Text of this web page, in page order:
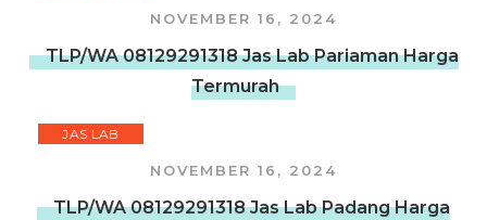
NOVEMBER 16, 2024
TLP/WA 08129291318 Jas Lab Pariaman Harga
Termurah
JAS LAB
NOVEMBER 16, 2024
TLP/WA 08129291318 Jas Lab Padang Harga